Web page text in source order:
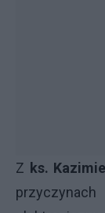
Z ks.